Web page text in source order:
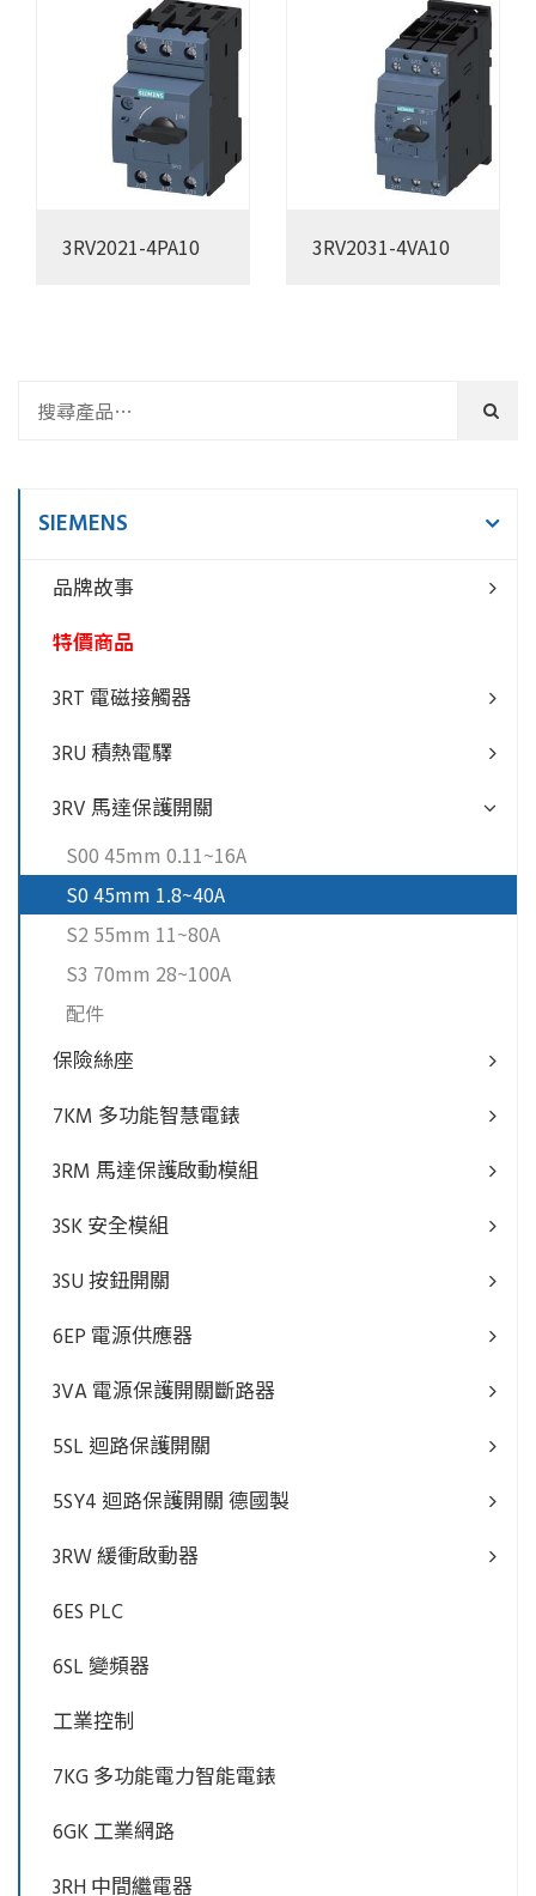
3RV2021-4PA10 3RV2031-4VA10
SIEMENS
品牌故事
特價商品
3RT 電磁接觸器
3RU 積熱電驛
3RV 馬達保護開關
S00 45mm 0.11~16A
S0 45mm 1.8~40A
S2 55mm 11~80A
S3 70mm 28~100A
配件
保險絲座
7KM 多功能智慧電錶
3RM 馬達保護啟動模組
3SK 安全模組
3SU 按鈕開關
6EP 電源供應器
3VA 電源保護開關斷路器
5SL 迴路保護開關
5SY4 迴路保護開關 德國製
3RW 緩衝啟動器
6ES PLC
6SL 變頻器
工業控制
7KG 多功能電力智能電錶
6GK 工業網路
3RH 中間繼電器